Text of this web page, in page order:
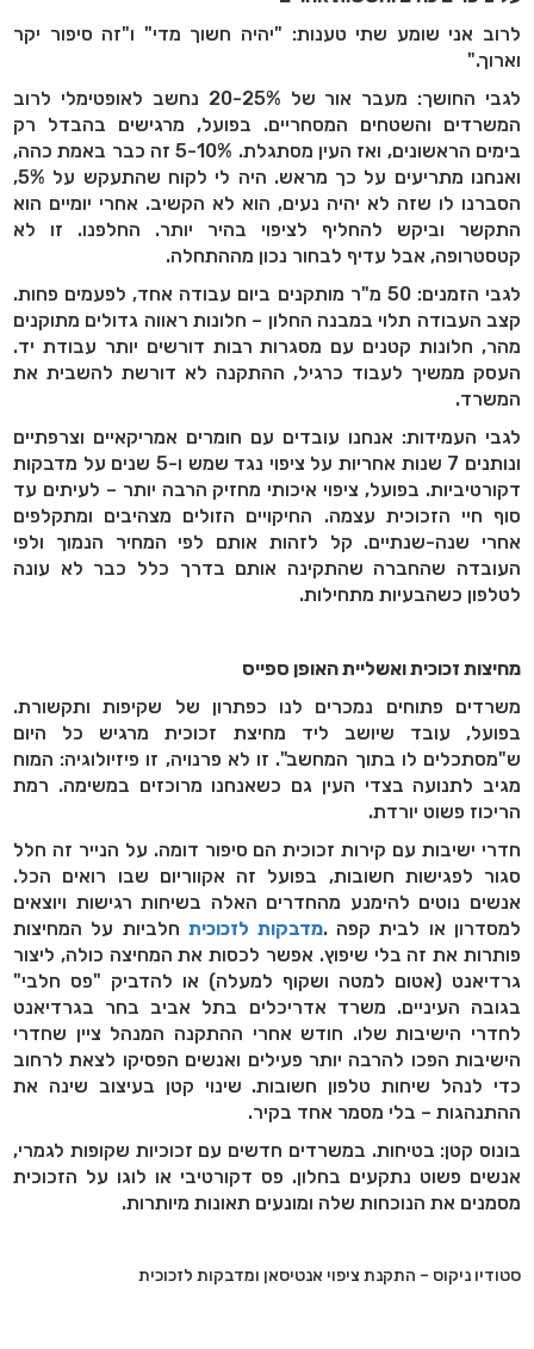
לרוב אני שומע שתי טענות: "יהיה חשוך מדי" ו"זה סיפור יקר
וארוך".
לגבי החושך: מעבר אור של 20-25% נחשב לאופטימלי לרוב
המשרדים והשטחים המסחריים. בפועל, מרגישים בהבדל רק
בימים הראשונים, ואז העין מסתגלת. 5-10% זה כבר באמת כהה,
ואנחנו מתריעים על כך מראש. היה לי לקוח שהתעקש על 5%,
הסברנו לו שזה לא יהיה נעים, הוא לא הקשיב. אחרי יומיים הוא
התקשר וביקש להחליף לציפוי בהיר יותר. החלפנו. זו לא
קטסטרופה, אבל עדיף לבחור נכון מההתחלה.
לגבי הזמנים: 50 מ"ר מותקנים ביום עבודה אחד, לפעמים פחות.
קצב העבודה תלוי במבנה החלון – חלונות ראווה גדולים מתוקנים
מהר, חלונות קטנים עם מסגרות רבות דורשים יותר עבודת יד.
העסק ממשיך לעבוד כרגיל, ההתקנה לא דורשת להשבית את
המשרד.
לגבי העמידות: אנחנו עובדים עם חומרים אמריקאיים וצרפתיים
ונותנים 7 שנות אחריות על ציפוי נגד שמש ו-5 שנים על מדבקות
דקורטיביות. בפועל, ציפוי איכותי מחזיק הרבה יותר – לעיתים עד
סוף חיי הזכוכית עצמה. החיקויים הזולים מצהיבים ומתקלפים
אחרי שנה-שנתיים. קל לזהות אותם לפי המחיר הנמוך ולפי
העובדה שהחברה שהתקינה אותם בדרך כלל כבר לא עונה
לטלפון כשהבעיות מתחילות.
מחיצות זכוכית ואשליית האופן ספייס
משרדים פתוחים נמכרים לנו כפתרון של שקיפות ותקשורת.
בפועל, עובד שיושב ליד מחיצת זכוכית מרגיש כל היום
ש"מסתכלים לו בתוך המחשב". זו לא פרנויה, זו פיזיולוגיה: המוח
מגיב לתנועה בצדי העין גם כשאנחנו מרוכזים במשימה. רמת
הריכוז פשוט יורדת.
חדרי ישיבות עם קירות זכוכית הם סיפור דומה. על הנייר זה חלל
סגור לפגישות חשובות, בפועל זה אקווריום שבו רואים הכל.
אנשים נוטים להימנע מהחדרים האלה בשיחות רגישות ויוצאים
למסדרון או לבית קפה. מדבקות לזכוכיתחלביות על המחיצות
פותרות את זה בלי שיפוץ. אפשר לכסות את המחיצה כולה, ליצור
גרדיאנט (אטום למטה ושקוף למעלה) או להדביק "פס חלבי"
בגובה העיניים. משרד אדריכלים בתל אביב בחר בגרדיאנט
לחדרי הישיבות שלו. חודש אחרי ההתקנה המנהל ציין שחדרי
הישיבות הפכו להרבה יותר פעילים ואנשים הפסיקו לצאת לרחוב
כדי לנהל שיחות טלפון חשובות. שינוי קטן בעיצוב שינה את
ההתנהגות – בלי מסמר אחד בקיר.
בונוס קטן: בטיחות. במשרדים חדשים עם זכוכיות שקופות לגמרי,
אנשים פשוט נתקעים בחלון. פס דקורטיבי או לוגו על הזכוכית
מסמנים את הנוכחות שלה ומונעים תאונות מיותרות.
סטודיו ניקוס – התקנת ציפוי אנטיסאן ומדבקות לזכוכית